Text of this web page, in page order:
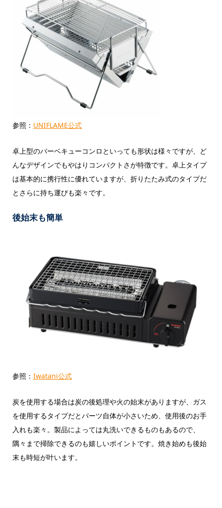
参照： UNIFLAME公式
卓上型のバーベキューコンロといっても形状は様々ですが、ど
んなデザインでもやはりコンパクトさが特徴です。卓上タイプ
は基本的に携行性に優れていますが、折りたたみ式のタイプだ
とさらに持ち運びも楽々です。
後始末も簡単
参照： Iwatani公式
炭を使用する場合は炭の後処理や火の始末がありますが、ガス
を使用するタイプだとパーツ自体が小さいため、使用後のお手
入れも楽々。製品によっては丸洗いできるものもあるので、
隅々まで掃除できるのも嬉しいポイントです。焼き始めも後始
末も時短が叶います。